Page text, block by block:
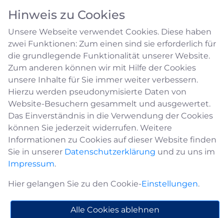
Datenschutzgrundverordnung
(DSGVO)
Datenschutzhinweise nach Art. 13 der
DSGVO
die Stadt Medebach Sie über die Verarbeitung
Ihrer personenbezogenen Daten nach Art.
13 der DSGVO (Informationspflicht bei Erhebung
Hinweis zu Cookies
Unsere Webseite verwendet Cookies. Diese haben
zwei Funktionen: Zum einen sind sie erforderlich für
die grundlegende Funktionalität unserer Website.
Zum anderen können wir mit Hilfe der Cookies
unsere Inhalte für Sie immer weiter verbessern.
Hierzu werden pseudonymisierte Daten von
Website-Besuchern gesammelt und ausgewertet.
Das Einverständnis in die Verwendung der Cookies
können Sie jederzeit widerrufen. Weitere
Informationen zu Cookies auf dieser Website finden
Sie in unserer Datenschutzerklärung und zu uns im
Impressum.
Hier gelangen Sie zu den Cookie-Einstellungen.
Alle Cookies ablehnen